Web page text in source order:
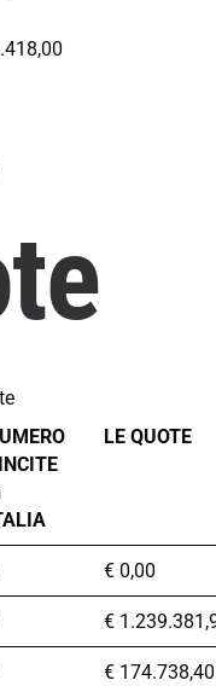
LE QUOTE
€ 0,00
€
€ 174.738,40